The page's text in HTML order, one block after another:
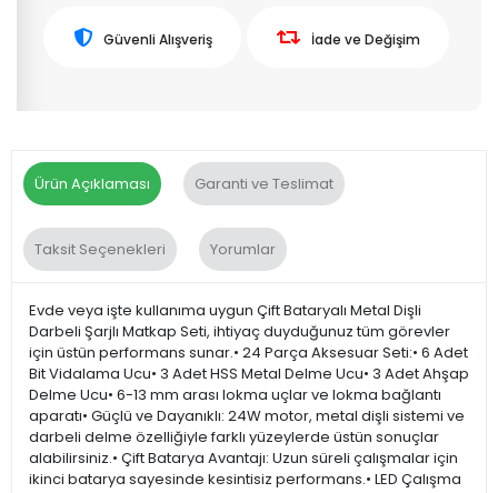
Güvenli Alışveriş İade ve Değişim
Ürün Açıklaması Garanti ve Teslimat
Taksit Seçenekleri Yorumlar
Evde veya işte kullanıma uygun Çift Bataryalı Metal Dişli
Darbeli Şarjlı Matkap Seti, ihtiyaç duyduğunuz tüm görevler
için üstün performans sunar.• 24 Parça Aksesuar Seti:• 6 Adet
Bit Vidalama Ucu• 3 Adet HSS Metal Delme Ucu• 3 Adet Ahşap
Delme Ucu• 6-13 mm arası lokma uçlar ve lokma bağlantı
aparatı• Güçlü ve Dayanıklı: 24W motor, metal dişli sistemi ve
darbeli delme özelliğiyle farklı yüzeylerde üstün sonuçlar
alabilirsiniz.• Çift Batarya Avantajı: Uzun süreli çalışmalar için
ikinci batarya sayesinde kesintisiz performans.• LED Çalışma